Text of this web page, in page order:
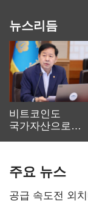
뉴스리듬
비트코인도
국가자산으로…'
주요 뉴스
공급 속도전 외